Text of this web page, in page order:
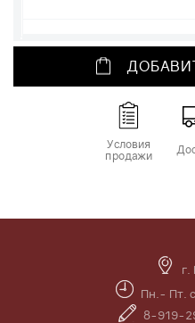
Условия
продажи
г.
Пн.- Пт.
8-919-